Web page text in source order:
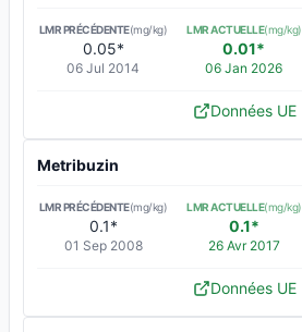
LMR PRÉCÉDENTE(mg/kg)
0.05*
06 Jul 2014
LMR ACTUELLE(mg/kg)
0.01*
06 Jan 2026
Données UE
Metribuzin
LMR PRÉCÉDENTE(mg/kg)
0.1*
01 Sep 2008
LMR ACTUELLE(mg/kg)
0.1*
26 Avr 2017
Données UE